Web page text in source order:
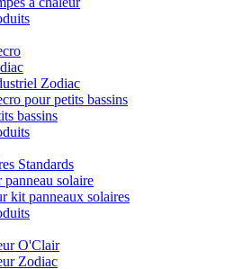
Zodiac
pour petits bassins
bassins
Standards
solaire
kit panneaux solaires
O'Clair
Zodiac